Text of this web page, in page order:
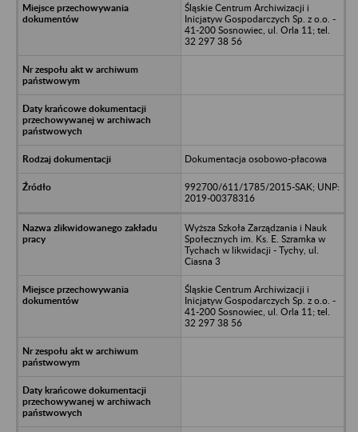
Śląskie Centrum Archiwizacji i
Inicjatyw Gospodarczych Sp. z o.o. -
41-200 Sosnowiec, ul. Orla 11; tel.
32 297 38 56
Dokumentacja osobowo-płacowa
992700/611/1785/2015-SAK; UNP:
2019-00378316
Wyższa Szkoła Zarządzania i Nauk
Społecznych im. Ks. E. Szramka w
Tychach w likwidacji - Tychy, ul.
Ciasna 3
Śląskie Centrum Archiwizacji i
Inicjatyw Gospodarczych Sp. z o.o. -
41-200 Sosnowiec, ul. Orla 11; tel.
32 297 38 56